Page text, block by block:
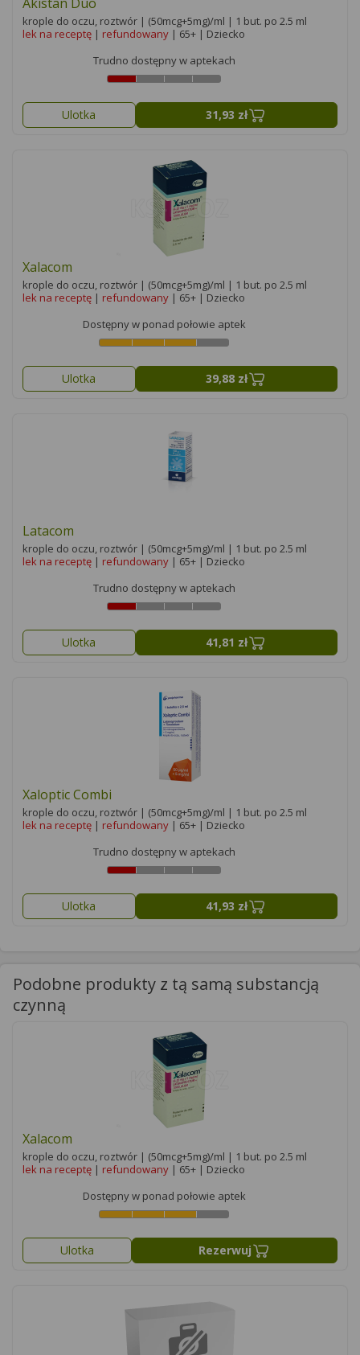
krople do oczu, roztwór | (50mcg+5mg)/ml | 1 but. po 2.5 ml
lek na receptę | refundowany | 65+ | Dziecko
Trudno dostępny w aptekach
Ulotka 31,93 zł
Xalacom
krople do oczu, roztwór | (50mcg+5mg)/ml | 1 but. po 2.5 ml
lek na receptę | refundowany | 65+ | Dziecko
Dostępny w ponad połowie aptek
Ulotka 39,88 zł
Latacom
krople do oczu, roztwór | (50mcg+5mg)/ml | 1 but. po 2.5 ml
lek na receptę | refundowany | 65+ | Dziecko
Trudno dostępny w aptekach
Ulotka 41,81 zł
Xaloptic Combi
krople do oczu, roztwór | (50mcg+5mg)/ml | 1 but. po 2.5 ml
lek na receptę | refundowany | 65+ | Dziecko
Trudno dostępny w aptekach
Ulotka 41,93 zł
Podobne produkty z tą samą substancją
czynną
Xalacom
krople do oczu, roztwór | (50mcg+5mg)/ml | 1 but. po 2.5 ml
lek na receptę | refundowany | 65+ | Dziecko
Dostępny w ponad połowie aptek
Ulotka Rezerwuj